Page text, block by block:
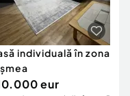
individuală în zona
eur